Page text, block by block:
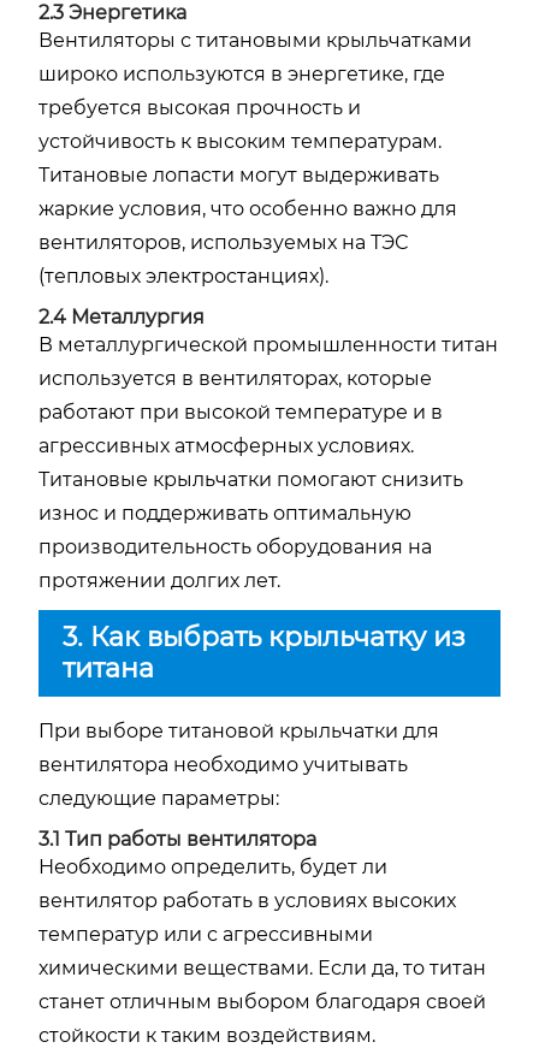
2.3 Энергетика
Вентиляторы с титановыми крыльчатками
широко используются в энергетике, где
требуется высокая прочность и
устойчивость к высоким температурам.
Титановые лопасти могут выдерживать
жаркие условия, что особенно важно для
вентиляторов, используемых на ТЭС
(тепловых электростанциях).
2.4 Металлургия
В металлургической промышленности титан
используется в вентиляторах, которые
работают при высокой температуре и в
агрессивных атмосферных условиях.
Титановые крыльчатки помогают снизить
износ и поддерживать оптимальную
производительность оборудования на
протяжении долгих лет.
3. Как выбрать крыльчатку из
титана
При выборе титановой крыльчатки для
вентилятора необходимо учитывать
следующие параметры:
3.1 Тип работы вентилятора
Необходимо определить, будет ли
вентилятор работать в условиях высоких
температур или с агрессивными
химическими веществами. Если да, то титан
станет отличным выбором благодаря своей
стойкости к таким воздействиям.